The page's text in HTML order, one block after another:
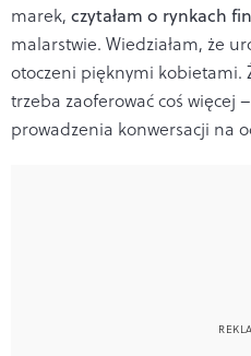
marek, czytałam o rynkach
malarstwie. Wiedziałam, że
otoczeni pięknymi kobietami.
trzeba zaoferować coś więcej
prowadzenia konwersacji na